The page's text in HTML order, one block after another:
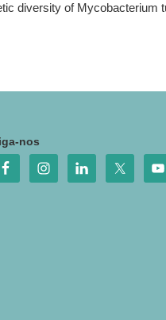
diversity of Mycobacterium
nos